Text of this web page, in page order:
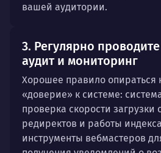
вашей аудитории.
3. Регулярно
аудит и мониторинг
Хорошее правило опираться
«доверие» к системе:
проверка скорости загрузки
редиректов и работы
инструменты вебмастеров